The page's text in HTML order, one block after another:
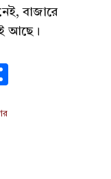
বাজারে
আছে।